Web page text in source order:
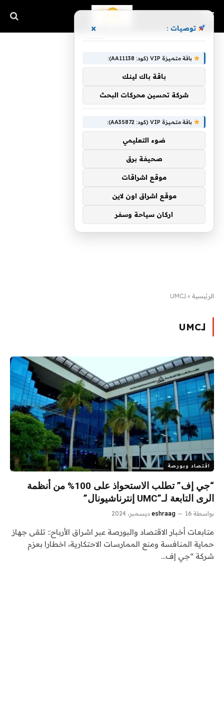
الرئيسية » لـUMC
لـUMC
اقتصاد وبورصة
“جي إف” تطلب الاستحواذ على 100% من أنظمة
الرى التابعة لـ”UMC إنترناشيونال”
بواسطة eshraag 16 ديسمبر، 2024
متابعات أخبار الاقتصاد والبورصة عبر اشراق الأرباح:: تلقى جهاز
حماية المنافسة ومنع الممارسات الاحتكارية، اخطارا بعزم
شركة “جي إف…
توصيات : ×
باقة متميزة VIP (كود: AA11138):
باقة باك لينك
شركة تحسين محركات البحث
باقة متميزة VIP (كود: AA35872):
ضوء التعليمي
صحيفة برق
موقع اشراقات
موقع اشراق اون لاين
اركان سياحة وسفر